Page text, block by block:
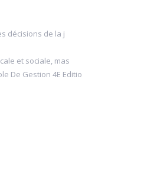
décisions de la j
et sociale, mas
De Gestion 4E Editio